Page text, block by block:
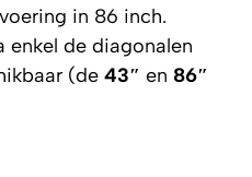
in 86 inch.
enkel de diagonalen
(de 43″ en 86″